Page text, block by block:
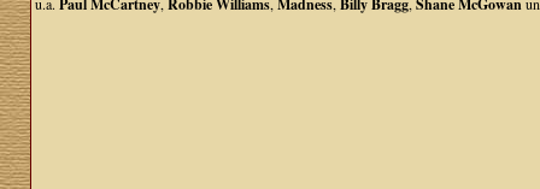
Paul McCartney Robbie Williams Madness Billy Bragg Shane McGowan